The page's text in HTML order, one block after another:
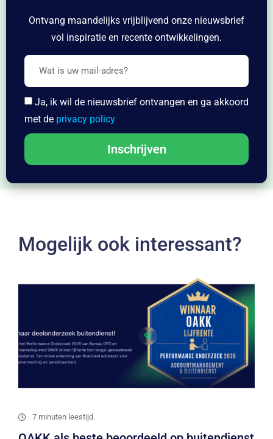
Ontvang maandelijks vrijblijvend onze nieuwsbrief
vol inspiratie en recente ontwikkelingen.
Ja, ik wil de nieuwsbrief ontvangen en ga akkoord
met de privacy policy
Inschrijven
Mogelijk ook interessant?
7 minuten leestijd.